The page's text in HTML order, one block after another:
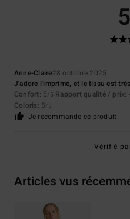
Anne-Claire28 octobre 2025
J'adore l'imprimé, et le tissu est
Confort: 5/5 Rapport qualité / prix:
Coloris: 5/5
Je recommande ce produit
Vérifié
Articles vus